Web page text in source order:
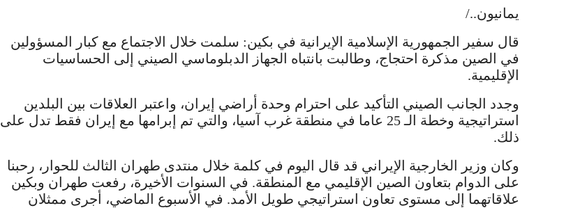
يمانيون../
قال سفير الجمهورية الإسلامية الإيرانية في بكين: سلمت خلال الاجتماع مع كبار المسؤولين
في الصين مذكرة احتجاج، وطالبت بانتباه الجهاز الدبلوماسي الصيني إلى الحساسيات
الإقليمية.
وجدد الجانب الصيني التأكيد على احترام وحدة أراضي إيران، واعتبر العلاقات بين البلدين
استراتيجية وخطة الـ 25 عاما في منطقة غرب آسيا، والتي تم إبرامها مع إيران فقط تدل على
ذلك.
وكان وزير الخارجية الإيراني قد قال اليوم في كلمة خلال منتدى طهران الثالث للحوار، رحبنا
على الدوام بتعاون الصين الإقليمي مع المنطقة. في السنوات الأخيرة، رفعت طهران وبكين
علاقاتهما إلى مستوى تعاون استراتيجي طويل الأمد. في الأسبوع الماضي، أجرى ممثلان